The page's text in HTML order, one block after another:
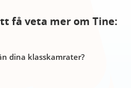
få veta mer om Tine:
dina klasskamrater?